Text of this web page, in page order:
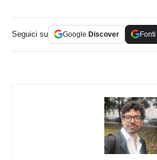
Seguici su Google Discover Fonti